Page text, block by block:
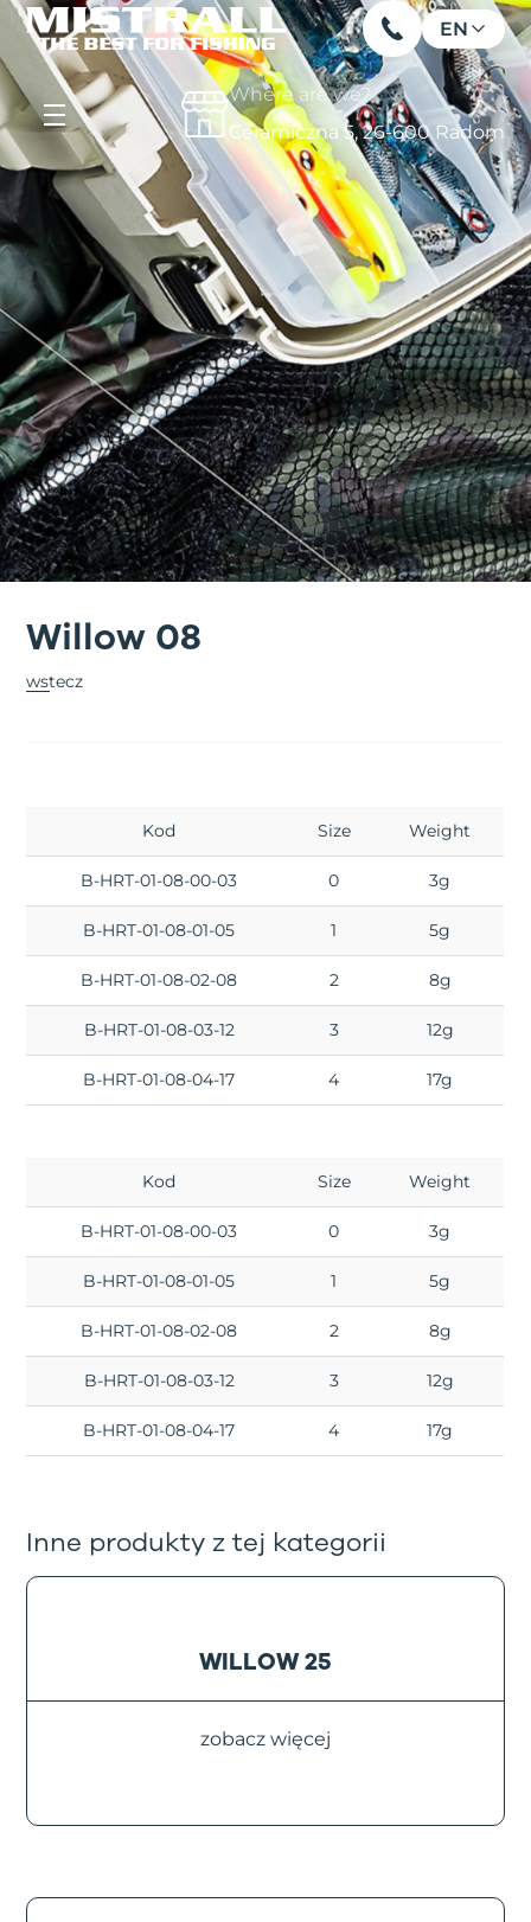
EN
Where are we?
Ceramiczna 5, 26-600 Radom
Willow 08
wstecz
Kod Size Weight
B-HRT-01-08-00-03 0 3g
B-HRT-01-08-01-05 1 5g
B-HRT-01-08-02-08 2 8g
B-HRT-01-08-03-12 3 12g
B-HRT-01-08-04-17 4 17g
Kod Size Weight
B-HRT-01-08-00-03 0 3g
B-HRT-01-08-01-05 1 5g
B-HRT-01-08-02-08 2 8g
B-HRT-01-08-03-12 3 12g
B-HRT-01-08-04-17 4 17g
Inne produkty z tej kategorii
WILLOW 25
zobacz więcej